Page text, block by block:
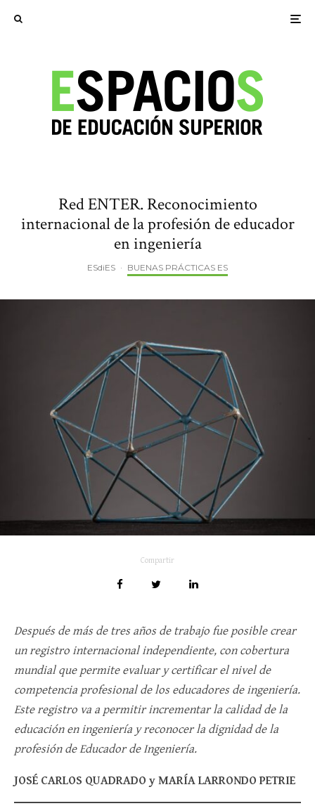
Red ENTER. Reconocimiento
internacional de la profesión de educador
en ingeniería
ESdiES · BUENAS PRÁCTICAS ES
Compartir
Después de más de tres años de trabajo fue posible crear
un registro internacional independiente, con cobertura
mundial que permite evaluar y certificar el nivel de
competencia profesional de los educadores de ingeniería.
Este registro va a permitir incrementar la calidad de la
educación en ingeniería y reconocer la dignidad de la
profesión de Educador de Ingeniería.
JOSÉ CARLOS QUADRADO y MARÍA LARRONDO PETRIE